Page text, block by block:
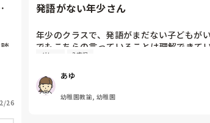
あとは『協力おえかき』も盛り上がりました。
色を選ぶなど役割を自由にすると、それぞれ得
かったです。
最後に“〇〇が上手だったね”と結果より参加
まりやすかった印象です☺️
26
発語がない年少さん
年少のクラスで、発語がまだない子どもがい
でもこちらの言っていることは理解できて
脱走したり少しグレーかな？と思われる部
が…
どうすれば発語に繋がりますか？
グレー 3歳児
あゆ
幼稚園教諭, 幼稚園